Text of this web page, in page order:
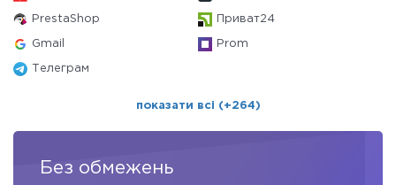
PrestaShop Приват24
Gmail Prom
Телеграм
показати всі (+264)
Без обмежень